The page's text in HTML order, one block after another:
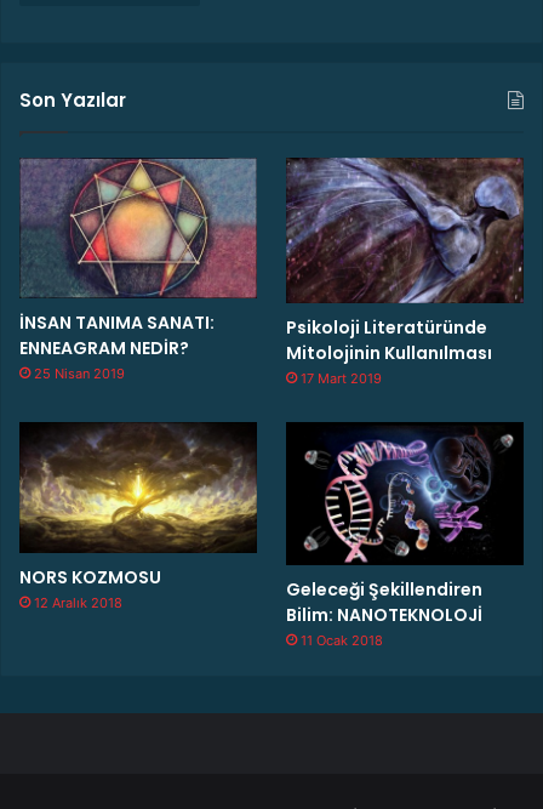
Son Yazılar
İNSAN TANIMA SANATI:
ENNEAGRAM NEDİR?
25 Nisan 2019
Psikoloji Literatüründe
Mitolojinin Kullanılması
17 Mart 2019
NORS KOZMOSU
12 Aralık 2018
Geleceği Şekillendiren
Bilim: NANOTEKNOLOJİ
11 Ocak 2018